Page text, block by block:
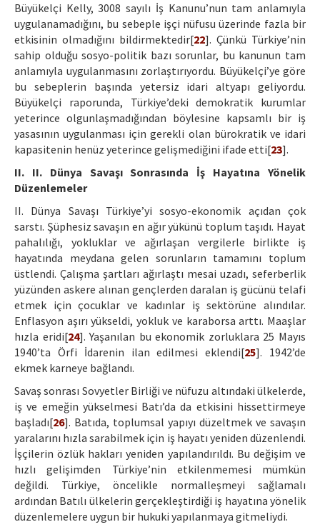
Büyükelçi Kelly, 3008 sayılı İş Kanunu’nun tam anlamıyla
uygulanamadığını, bu sebeple işçi nüfusu üzerinde fazla bir
etkisinin olmadığını bildirmektedir[22]. Çünkü Türkiye’nin
sahip olduğu sosyo-politik bazı sorunlar, bu kanunun tam
anlamıyla uygulanmasını zorlaştırıyordu. Büyükelçi’ye göre
bu sebeplerin başında yetersiz idari altyapı geliyordu.
Büyükelçi raporunda, Türkiye’deki demokratik kurumlar
yeterince olgunlaşmadığından böylesine kapsamlı bir iş
yasasının uygulanması için gerekli olan bürokratik ve idari
kapasitenin henüz yeterince gelişmediğini ifade etti[23].
II. II. Dünya Savaşı Sonrasında İş Hayatına Yönelik
Düzenlemeler
II. Dünya Savaşı Türkiye’yi sosyo-ekonomik açıdan çok
sarstı. Şüphesiz savaşın en ağır yükünü toplum taşıdı. Hayat
pahalılığı, yokluklar ve ağırlaşan vergilerle birlikte iş
hayatında meydana gelen sorunların tamamını toplum
üstlendi. Çalışma şartları ağırlaştı mesai uzadı, seferberlik
yüzünden askere alınan gençlerden daralan iş gücünü telafi
etmek için çocuklar ve kadınlar iş sektörüne alındılar.
Enflasyon aşırı yükseldi, yokluk ve karaborsa arttı. Maaşlar
hızla eridi[24]. Yaşanılan bu ekonomik zorluklara 25 Mayıs
1940’ta Örfi İdarenin ilan edilmesi eklendi[25]. 1942’de
ekmek karneye bağlandı.
Savaş sonrası Sovyetler Birliği ve nüfuzu altındaki ülkelerde,
iş ve emeğin yükselmesi Batı’da da etkisini hissettirmeye
başladı[26]. Batıda, toplumsal yapıyı düzeltmek ve savaşın
yaralarını hızla sarabilmek için iş hayatı yeniden düzenlendi.
İşçilerin özlük hakları yeniden yapılandırıldı. Bu değişim ve
hızlı gelişimden Türkiye’nin etkilenmemesi mümkün
değildi. Türkiye, öncelikle normalleşmeyi sağlamalı
ardından Batılı ülkelerin gerçekleştirdiği iş hayatına yönelik
düzenlemelere uygun bir hukuki yapılanmaya gitmeliydi.